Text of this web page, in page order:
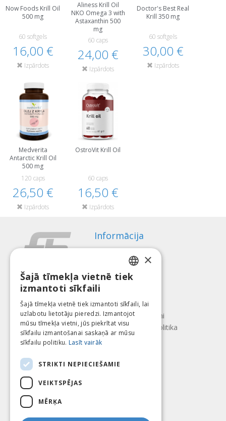
Now Foods Krill Oil
500 mg
60 softgels
16,00 €
Izpārdots
Aliness Krill Oil
NKO Omega 3 with
Astaxanthin 500
mg
60 caps
24,00 €
Izpārdots
Doctor's Best Real
Krill 350 mg
60 softgels
30,00 €
Izpārdots
Medverita
Antarctic Krill Oil
500 mg
120 caps
26,50 €
Izpārdots
OstroVit Krill Oil
60 caps
16,50 €
Izpārdots
Informācija
Apmaksas veidi
Atteikuma tiesības
Par mums
Kontakti
Lietošanas noteikumi
Konfidencialitātes politika
Seko mums Atrodi mūs
Mēs pieņēmam
LATVIAN
LITHUANIAN
ESTONIAN
×
Šajā tīmekļa vietnē tiek
izmantoti sīkfaili
Šajā tīmekļa vietnē tiek izmantoti sīkfaili, lai
uzlabotu lietotāju pieredzi. Izmantojot
mūsu tīmekļa vietni, jūs piekrītat visu
sīkfailu izmantošanai saskaņā ar mūsu
sīkfailu politiku. Lasīt vairāk
STRIKTI NEPIECIEŠAMIE
VEIKTSPĒJAS
MĒRĶA